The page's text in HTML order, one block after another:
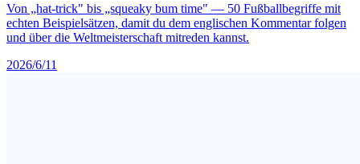
Von „hat-trick" bis „squeaky bum time" — 50 Fußballbegriffe mit
echten Beispielsätzen, damit du dem englischen Kommentar folgen
und über die Weltmeisterschaft mitreden kannst.
2026/6/11